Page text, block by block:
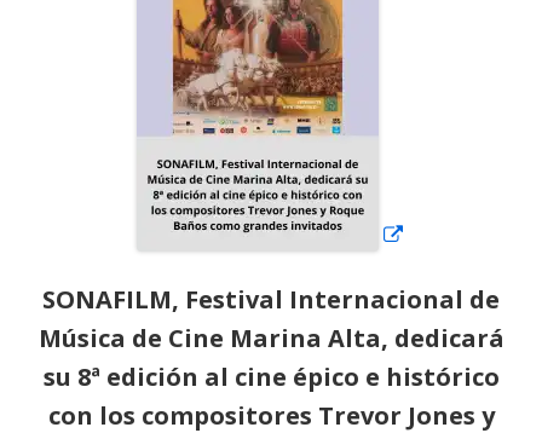
SONAFILM, Festival Internacional de
Música de Cine Marina Alta, dedicará
su 8ª edición al cine épico e histórico
con los compositores Trevor Jones y